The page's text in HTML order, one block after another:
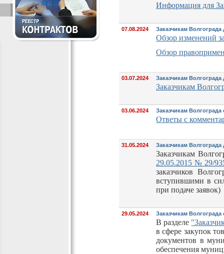
Информация для
07.08.2024 Заказчикам
Обзор изменений
Обзор
03.07.2024 Заказчикам
Заказчикам
03.06.2024 Заказчикам
Ответы с
31.05.2024 Заказчикам
Заказчикам
29.05.2015 № 29/
заказчиков
вступившими в
при подаче заявок)
29.05.2024 Заказчикам
В разделе
в сфере закупок
документов в
обеспечения